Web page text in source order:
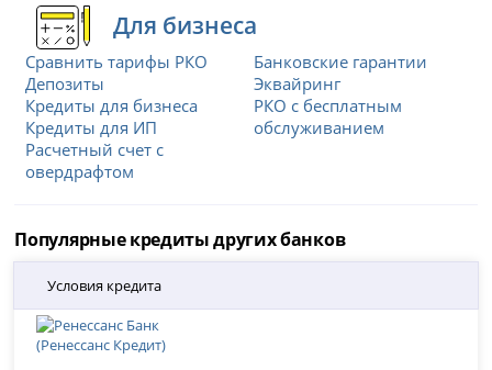
Для бизнеса
Сравнить тарифы РКО
Депозиты
Кредиты для бизнеса
Кредиты для ИП
Расчетный счет с
овердрафтом
Банковские гарантии
Эквайринг
РКО с бесплатным
обслуживанием
Популярные кредиты других банков
Условия кредита